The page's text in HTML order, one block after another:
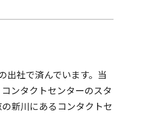
出社で済んでいます。当
ンタクトセンターのスタ
新川にあるコンタクトセ